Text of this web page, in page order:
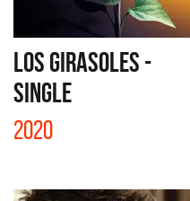
LOS GIRASOLES -
SINGLE
2020